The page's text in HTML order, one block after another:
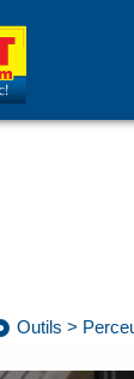
Outils >